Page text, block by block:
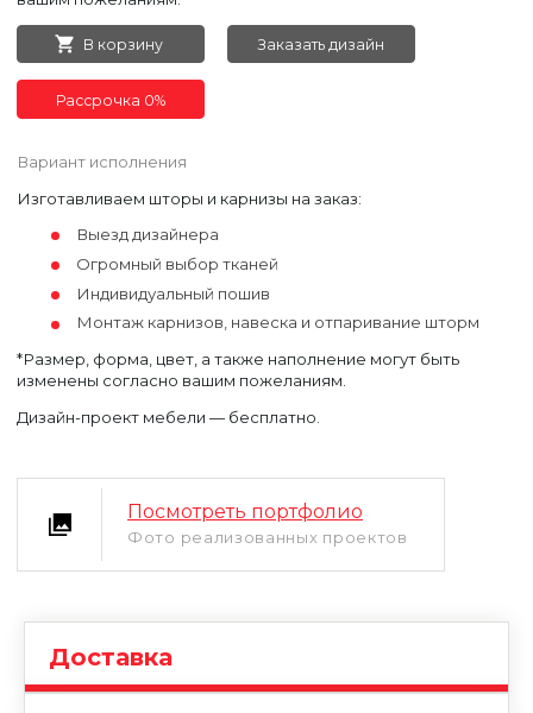
В корзину Заказать дизайн
Рассрочка 0%
Вариант исполнения
Изготавливаем шторы и карнизы на заказ:
Выезд дизайнера
Огромный выбор тканей
Индивидуальный пошив
Монтаж карнизов, навеска и отпаривание шторм
*Размер, форма, цвет, а также наполнение могут быть
изменены согласно вашим пожеланиям.
Дизайн-проект мебели — бесплатно.
Посмотреть портфолио
Фото реализованных проектов
Доставка
Уфа